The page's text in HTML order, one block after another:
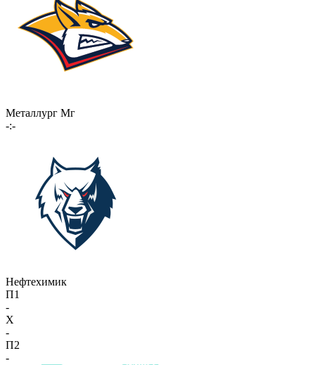
Металлург Мг
-:-
Нефтехимик
П1
-
X
-
П2
-